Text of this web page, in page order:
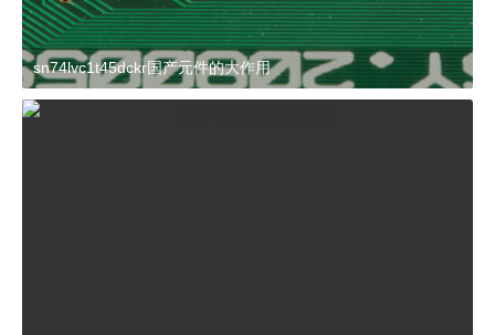
sn74lvc1t45dckr国产元件的大作用
2024-03-27 15:23:21 杂谈